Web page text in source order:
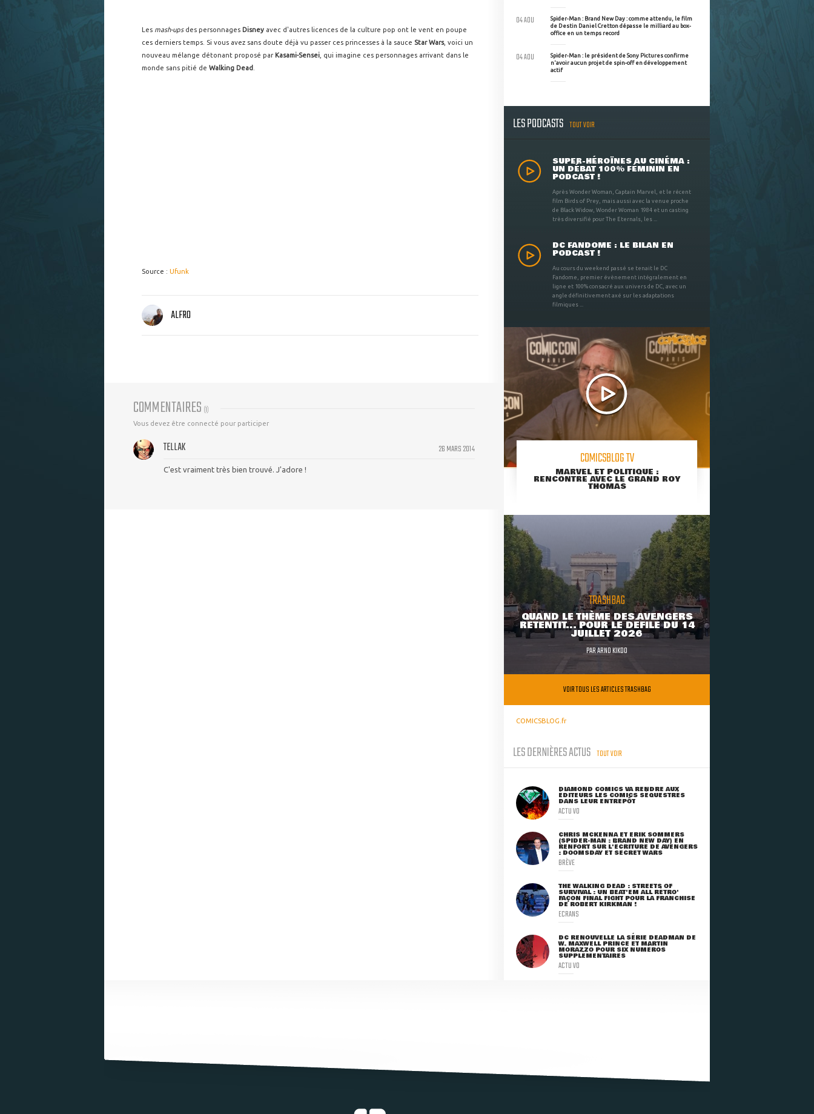
Les mash-upsdes personnages Disney avec d'autres licences de la culture pop ont le vent en poupe
ces derniers temps. Si vous avez sans doute déjà vu passer ces princesses à la sauce Star Wars, voici un
nouveau mélange détonant proposé par Kasami-Sensei , qui imagine ces personnages arrivant dans le
monde sans pitié de Walking Dead
Source : Ufunk
ALFRO
COMMENTAIRES (1)
Vous devez être connecté pour participer
26 MARS 2014
TELLAK
C'est vraiment très bien trouvé. J'adore !
Spider-Man : Brand New Day : comme attendu, le film
de Destin Daniel Cretton dépasse le milliard au box-
office en un temps record
04 AOU
Spider-Man : le président de Sony Pictures confirme
n'avoir aucun projet de spin-off en développement
actif
04 AOU
LES PODCASTS TOUT VOIR
SUPER-HÉROÏNES AU CINÉMA :
UN DÉBAT 100% FÉMININ EN
PODCAST !
Après Wonder Woman, Captain Marvel, et le récent
film Birds of Prey, mais aussi avec la venue proche
de Black Widow, Wonder Woman 1984 et un casting
très diversifié pour The Eternals, les ...
DC FANDOME : LE BILAN EN
PODCAST !
Au cours du weekend passé se tenait le DC
Fandome, premier évènement intégralement en
ligne et 100% consacré aux univers de DC, avec un
angle définitivement axé sur les adaptations
filmiques ...
COMICSBLOG TV
MARVEL ET POLITIQUE :
RENCONTRE AVEC LE GRAND ROY
THOMAS
TRASHBAG
QUAND LE THÈME DES AVENGERS
RETENTIT... POUR LE DÉFILÉ DU 14
JUILLET 2026
PARARNO KIKOO
VOIR TOUS LES ARTICLES TRASHBAG
COMICSBLOG.fr
LES DERNIÈRES ACTUS TOUT VOIR
DIAMOND COMICS VA RENDRE AUX
ÉDITEURS LES COMICS SÉQUESTRÉS
DANS LEUR ENTREPÔT
ACTU VO
CHRIS MCKENNA ET ERIK SOMMERS
(SPIDER-MAN : BRAND NEW DAY) EN
RENFORT SUR L'ÉCRITURE DE AVENGERS
: DOOMSDAY ET SECRET WARS
BRÈVE
THE WALKING DEAD : STREETS OF
SURVIVAL : UN BEAT'EM ALL RÉTRO'
FAÇON FINAL FIGHT POUR LA FRANCHISE
DE ROBERT KIRKMAN !
ECRANS
DC RENOUVELLE LA SÉRIE DEADMAN DE
W. MAXWELL PRINCE ET MARTIN
MORAZZO POUR SIX NUMÉROS
SUPPLÉMENTAIRES
ACTU VO